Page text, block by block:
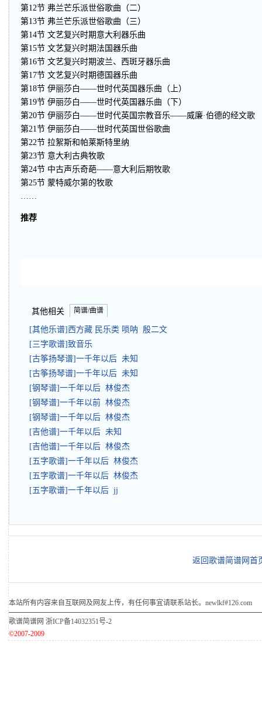
第12节 弗兰芒乐派世俗歌曲（二）
第13节 弗兰芒乐派世俗歌曲（三）
第14节 文艺复兴时期意大利器乐曲
第15节 文艺复兴时期法国器乐曲
第16节 文艺复兴时期波兰、西斑牙器乐曲
第17节 文艺复兴时期德国器乐曲
第18节 伊丽莎白——世时代英国器乐曲（上）
第19节 伊丽莎白——世时代英国器乐曲（下）
第20节 伊丽莎白——世时代英国宗教音乐——威廉·伯德的经文歌
第21节 伊丽莎白——世时代英国世俗歌曲
第22节 拉絮斯和帕莱斯特里纳
第23节 意大利古典牧歌
第24节 中古声乐奇葩——意大利后期牧歌
第25节 蒙特威尔第的牧歌
……
推荐
其他相关 简谱/曲谱
[其他乐谱]西方藏 民乐类 唢呐 殷二文
[三字歌谱]致音乐
[古筝扬琴谱]一千年以后 未知
[古筝扬琴谱]一千年以后 未知
[钢琴谱]一千年以后 林俊杰
[钢琴谱]一千年以前 林俊杰
[钢琴谱]一千年以后 林俊杰
[吉他谱]一千年以后 未知
[吉他谱]一千年以后 林俊杰
[五字歌谱]一千年以后 林俊杰
[五字歌谱]一千年以后 林俊杰
[五字歌谱]一千年以后 jj
返回歌谱简谱网首
本站所有内容来自互联网及网友上传，有任何事宜请联系站长。newlkf#126.com
歌谱简谱网 浙ICP备14032351号-2
©2007-2009